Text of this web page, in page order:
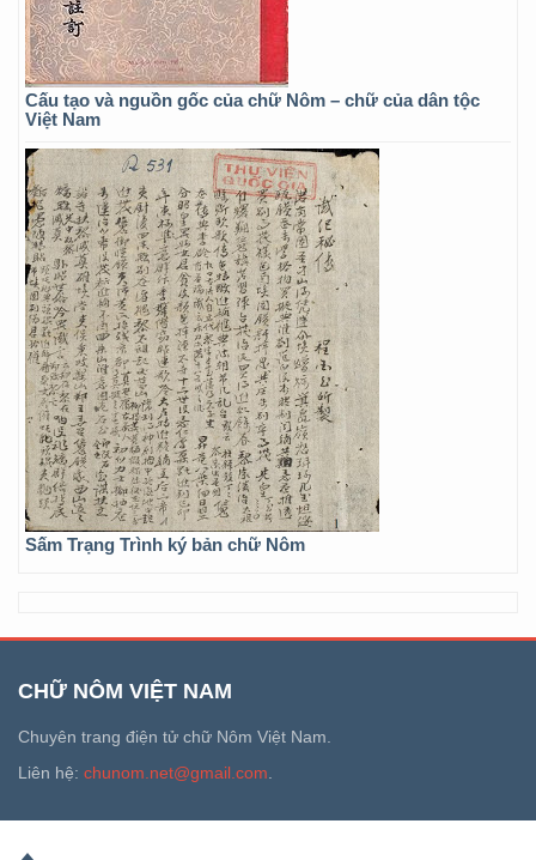
Cấu tạo và nguồn gốc của chữ Nôm – chữ của dân tộc
Việt Nam
Sấm Trạng Trình ký bản chữ Nôm
CHỮ NÔM VIỆT NAM
Chuyên trang điện tử chữ Nôm Việt Nam.
Liên hệ: chunom.net@gmail.com